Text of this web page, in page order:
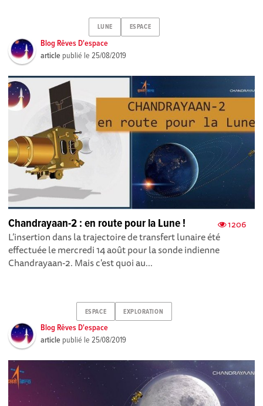
LUNE ESPACE
Blog Rêves D'espace
article publié le25/08/2019
1206
Chandrayaan-2 : en route pour la Lune !
L’insertion dans la trajectoire de transfert lunaire été
effectuée le mercredi 14 août pour la sonde indienne
Chandrayaan-2. Mais c'est quoi au...
ESPACE EXPLORATION
Blog Rêves D'espace
article publié le25/08/2019